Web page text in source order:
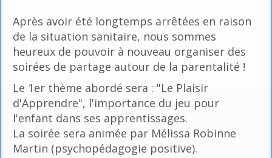
Après avoir été longtemps arrêtées en raison
de la situation sanitaire, nous sommes
heureux de pouvoir à nouveau organiser des
soirées de partage autour de la parentalité !
Le 1er thème abordé sera : "Le Plaisir
d'Apprendre", l'importance du jeu pour
l'enfant dans ses apprentissages.
La soirée sera animée par Mélissa Robinne
Martin (psychopédagogie positive).